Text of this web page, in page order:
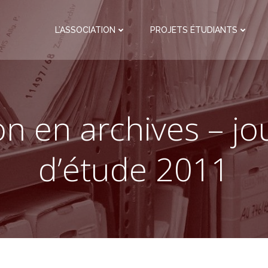
L’ASSOCIATION PROJETS ÉTUDIANTS
en archives –
d’étude 2011